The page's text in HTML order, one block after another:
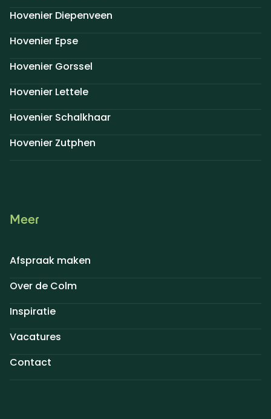
Hovenier Diepenveen
Hovenier Epse
Hovenier Gorssel
Hovenier Lettele
Hovenier Schalkhaar
Hovenier Zutphen
Meer
Afspraak maken
Over de Colm
Inspiratie
Vacatures
Contact